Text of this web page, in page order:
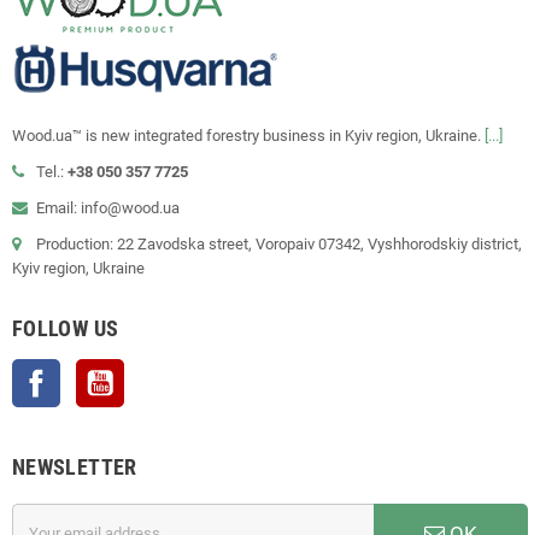
Wood.ua™ is new integrated forestry business in Kyiv region, Ukraine. [...]
Tel.: +38 050 357 7725
Email: info@wood.ua
Production: 22 Zavodska street, Voropaiv 07342, Vyshhorodskiy district,
Kyiv region, Ukraine
FOLLOW US
Facebook
NEWSLETTER